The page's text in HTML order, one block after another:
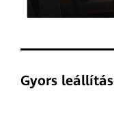
Gyors leállítás